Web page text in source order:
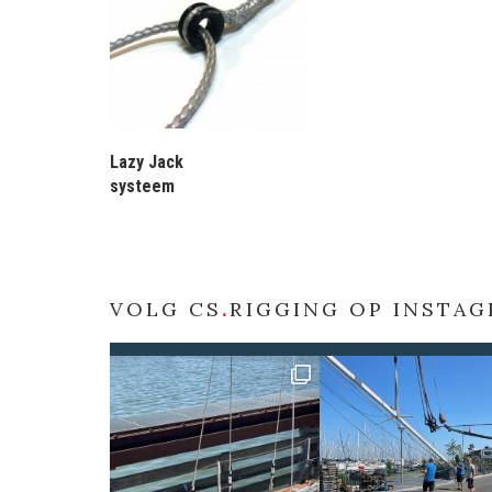
Lazy Jack
systeem
VOLG CS .RIGGING OP